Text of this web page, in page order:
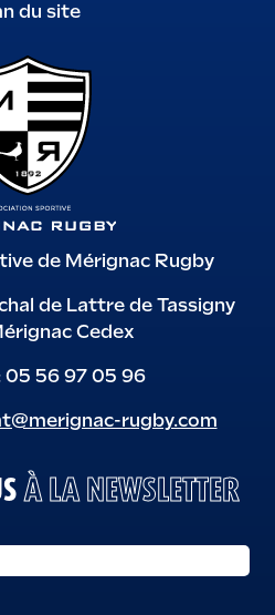
du site
de Mérignac Rugby
de Lattre de Tassigny
Cedex
05 56 97 05 96
rugby.com
À LA NEWSLETTER